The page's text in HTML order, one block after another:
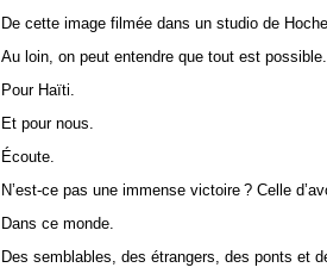
De cette image filmée dans un studio de
Au loin, on peut entendre que tout est possible.
Pour Haïti.
Et pour nous.
Écoute.
N’est-ce pas une immense victoire ? Celle
Dans ce monde.
Des semblables, des étrangers, des ponts et